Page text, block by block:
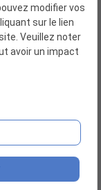
modifier vos
sur le lien
Veuillez noter
avoir un impact